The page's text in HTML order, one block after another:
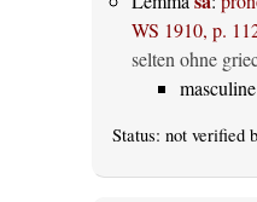
WS 1910, p.
selten ohne
Status: not verified